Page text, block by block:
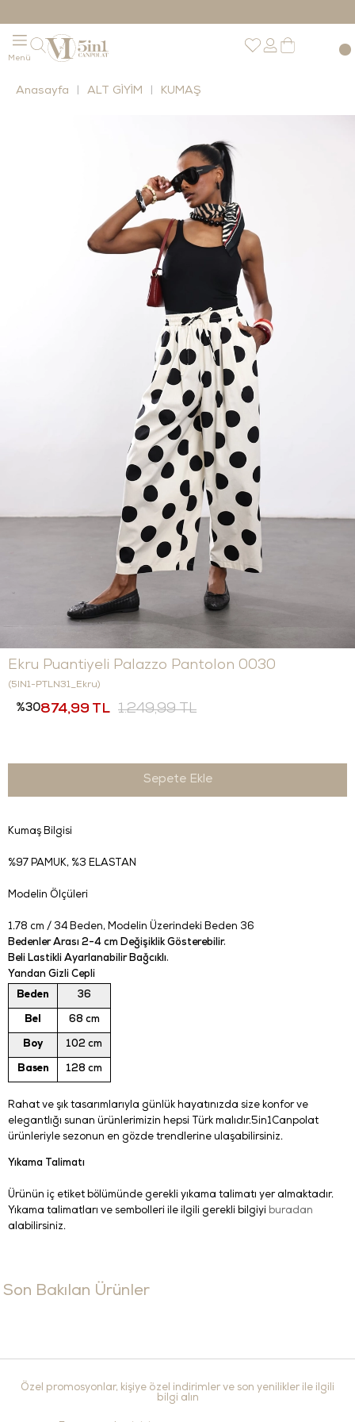
Anasayfa ALT GİYİM KUMAŞ
Ekru Puantiyeli Palazzo Pantolon 0030
(5IN1-PTLN31_Ekru)
30 1.249,99 TL
874,99 TL
Kumaş Bilgisi
%97 PAMUK, %3 ELASTAN
Modelin Ölçüleri
1.78 cm / 34 Beden, Modelin Üzerindeki Beden 36
Bedenler Arası 2-4 cm Değişiklik Gösterebilir.
Beli Lastikli Ayarlanabilir Bağcıklı.
Yandan Gizli Cepli
Beden
36
Bel 68 cm
Boy 102 cm
Basen 128 cm
Rahat ve şık tasarımlarıyla günlük hayatınızda size konfor ve
elegantlığı sunan ürünlerimizin hepsi Türk malıdır.5in1Canpolat
ürünleriyle sezonun en gözde trendlerine ulaşabilirsiniz.
Yıkama Talimatı
Ürünün iç etiket bölümünde gerekli yıkama talimatı yer almaktadır.
Yıkama talimatları ve sembolleri ile ilgili gerekli bilgiyi buradan
alabilirsiniz.
Son Bakılan Ürünler
Özel promosyonlar, kişiye özel indirimler ve son yenilikler ile ilgili
bilgi alın